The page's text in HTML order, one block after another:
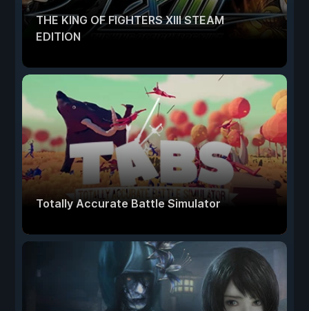
THE KING OF FIGHTERS XIII STEAM
EDITION
Totally Accurate Battle Simulator